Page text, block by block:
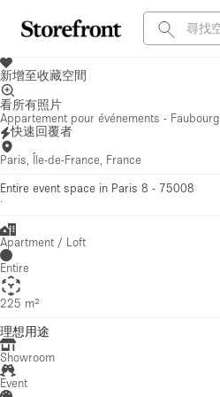
新增至收藏空間
看所有照片
Appartement pour événements - Faubourg
快速回覆者
Paris, Île-de-France, France
Entire event space in Paris 8 - 75008
·
Apartment / Loft
Entire
225 m²
理想用途
Showroom
Event